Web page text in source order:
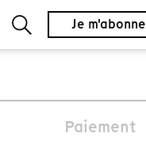
Je m'abonne
Paiement